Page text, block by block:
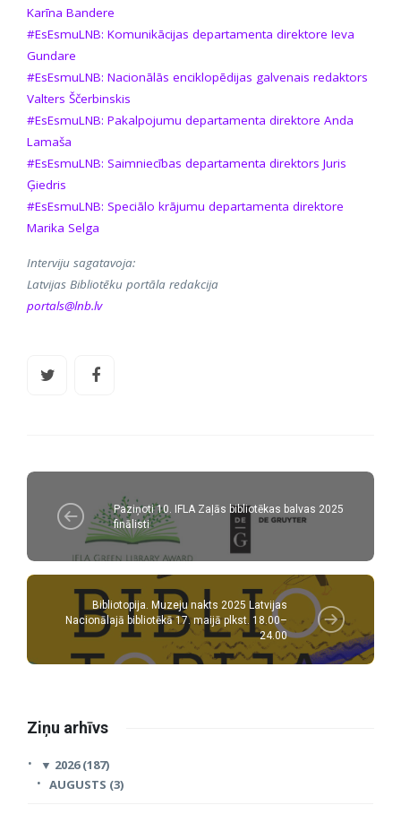
Karīna Bandere
#EsEsmuLNB: Komunikācijas departamenta direktore Ieva
Gundare
#EsEsmuLNB: Nacionālās enciklopēdijas galvenais redaktors
Valters Ščerbinskis
#EsEsmuLNB: Pakalpojumu departamenta direktore Anda
Lamaša
#EsEsmuLNB: Saimniecības departamenta direktors Juris
Ģiedris
#EsEsmuLNB: Speciālo krājumu departamenta direktore
Marika Selga
Interviju sagatavoja:
Latvijas Bibliotēku portāla redakcija
portals@lnb.lv
Paziņoti 10. IFLA Zaļās bibliotēkas balvas 2025
finālisti
Bibliotopija. Muzeju nakts 2025 Latvijas
Nacionālajā bibliotēkā 17. maijā plkst. 18.00–
24.00
Ziņu arhīvs
▼ 2026 (187)
AUGUSTS (3)